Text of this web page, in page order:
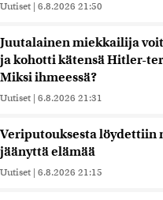
Uutiset | 6.8.2026 21:50
Juutalainen miekkailija
ja kohotti kätensä Hitler-
Miksi ihmeessä?
Uutiset | 6.8.2026 21:31
Veriputouksesta löydettiin
jäänyttä elämää
Uutiset | 6.8.2026 21:15